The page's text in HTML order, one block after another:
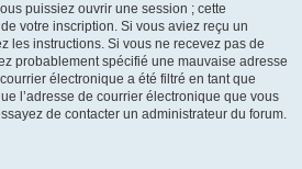
puissiez ouvrir une session ; cette
votre inscription. Si vous aviez reçu un
les instructions. Si vous ne recevez pas de
probablement spécifié une mauvaise adresse
électronique a été filtré en tant que
l’adresse de courrier électronique que vous
de contacter un administrateur du forum.